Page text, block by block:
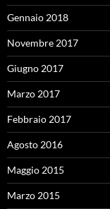
Gennaio 2018
Novembre 2017
Giugno 2017
Marzo 2017
Febbraio 2017
Agosto 2016
Maggio 2015
Marzo 2015